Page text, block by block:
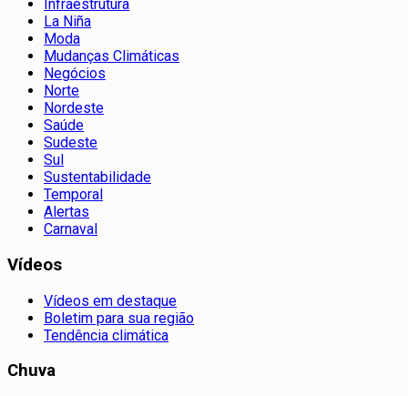
Infraestrutura
La Niña
Moda
Mudanças Climáticas
Negócios
Norte
Nordeste
Saúde
Sudeste
Sul
Sustentabilidade
Temporal
Alertas
Carnaval
Vídeos
Vídeos em destaque
Boletim para sua região
Tendência climática
Chuva